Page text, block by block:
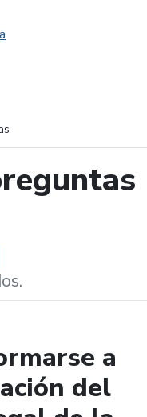
de búsqueda
a
del